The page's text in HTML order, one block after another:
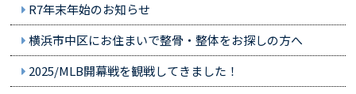
R7年末年始のお知らせ
横浜市中区にお住まいで整骨・整体をお探しの方へ
2025/MLB開幕戦を観戦してきました！